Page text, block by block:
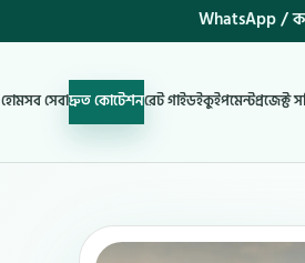
WhatsApp /
হোমসব সেবাদ্রুত কোটেশনরেট গাইডইকুইপমেন্টপ্রজেক্ট